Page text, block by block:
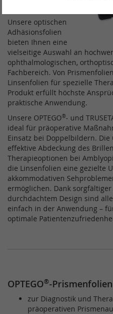
Unsere optischen
Adhäsionsfolien
bieten Ihnen eine
vielseitige Auswahl an
ophthalmologischen,
Fachbereich. Von
Linsenfolien für spezielle
Produkt erfüllt höchste
praktische Anwendung.
Unsere OPTEGO®- und
ideal für präoperative
Einsatz bei Doppelbildern.
effektive Abdeckung des
Therapieoptionen bei
die Linsenfolien eine gezielte
akkommodativen
ermöglichen. Dank
durchdachtem Design sind
einfach in der Anwendung –
optimale
OPTEGO®-Prismenfolien
zur Diagnostik und
präoperativen